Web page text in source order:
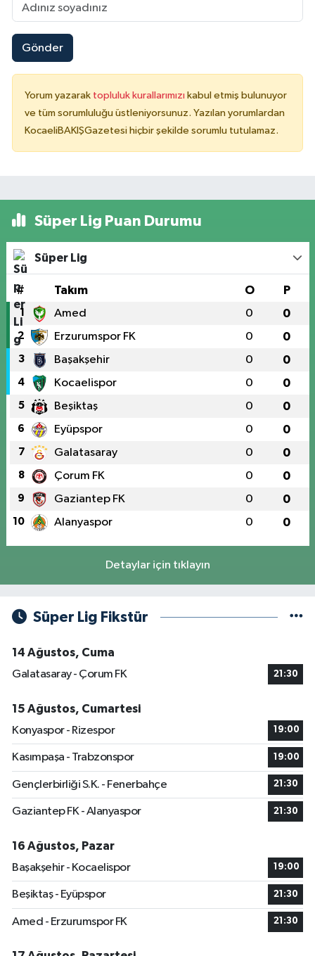
Gönder
Yorum yazarak topluluk kurallarımızı kabul etmiş bulunuyor
ve tüm sorumluluğu üstleniyorsunuz. Yazılan yorumlardan
KocaeliBAKIŞGazetesi hiçbir şekilde sorumlu tutulamaz.
Süper Lig Puan Durumu
Süper Lig
# Takım O P
1 Amed 0 0
2 Erzurumspor FK 0 0
3 Başakşehir 0 0
4 Kocaelispor 0 0
5 Beşiktaş 0 0
6 Eyüpspor 0 0
7 Galatasaray 0 0
8 Çorum FK 0 0
9 Gaziantep FK 0 0
10 Alanyaspor 0 0
Detaylar için tıklayın
Süper Lig Fikstür
14 Ağustos, Cuma
Galatasaray - Çorum FK
21:30
15 Ağustos, Cumartesi
Konyaspor - Rizespor
19:00
Kasımpaşa - Trabzonspor 19:00
Gençlerbirliği S.K. - Fenerbahçe 21:30
Gaziantep FK - Alanyaspor 21:30
16 Ağustos, Pazar
Başakşehir - Kocaelispor
19:00
Beşiktaş - Eyüpspor 21:30
Amed - Erzurumspor FK 21:30